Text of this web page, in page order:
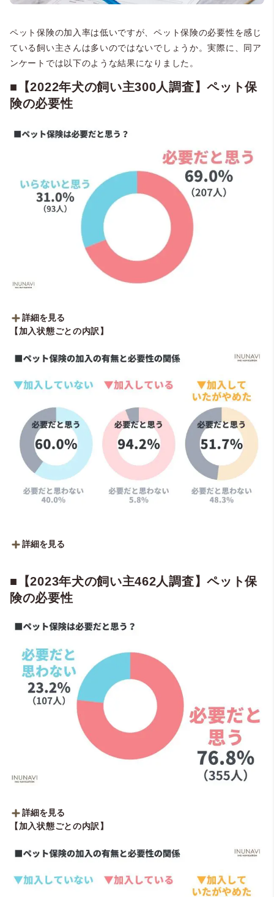
ペット保険の加入率は低いですが、ペット保険の必要性を感じ
ている飼い主さんは多いのではないでしょうか。実際に、同ア
ンケートでは以下のような結果になりました。
■【2022年犬の飼い主300人調査】ペット保
険の必要性
詳細を見る
■ペット保険は必要だと思う？
・いらないと思う：31.0％（93人）
【加入状態ごとの内訳】
詳細を見る
・必要だと思う：60.0%（111人）
・いらないと思う：40.0%（74人）
・必要だと思う：94.2%（81人）
・いらないと思う：5.8%（5人）
【加入していたがやめた：29人】
・必要だと思う：51.7%（15人）
・いらないと思う：48.3%（14人）
■【2023年犬の飼い主462人調査】ペット保
険の必要性
詳細を見る
■ペット保険は必要だと思う？
・必要だと思わない：23.2％（107人）
【加入状態ごとの内訳】